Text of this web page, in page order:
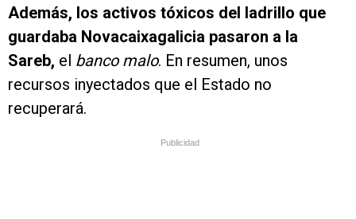
Además, los activos tóxicos del ladrillo que
guardaba Novacaixagalicia pasaron a la
Sareb, el banco malo. En resumen, unos
recursos inyectados que el Estado no
recuperará.
Publicidad